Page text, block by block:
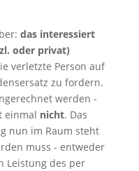
das interessiert
oder privat)
verletzte Person auf
zu fordern.
werden -
einmal nicht. Das
nun im Raum steht
muss - entweder
Leistung des per